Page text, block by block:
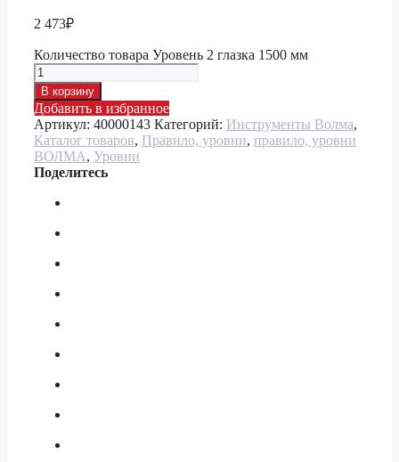
2 473₽
Количество товара Уровень 2 глазка 1500 мм
В корзину
Добавить в избранное
Артикул: 40000143 Категорий: Инструменты Волма,
Каталог товаров, Правило, уровни, правило, уровни
ВОЛМА, Уровни
Поделитесь